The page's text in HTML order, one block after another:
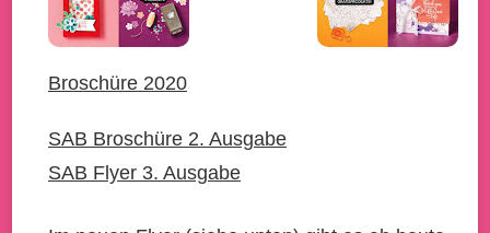
Broschüre 2020
SAB Broschüre 2. Ausgabe
SAB Flyer 3. Ausgabe